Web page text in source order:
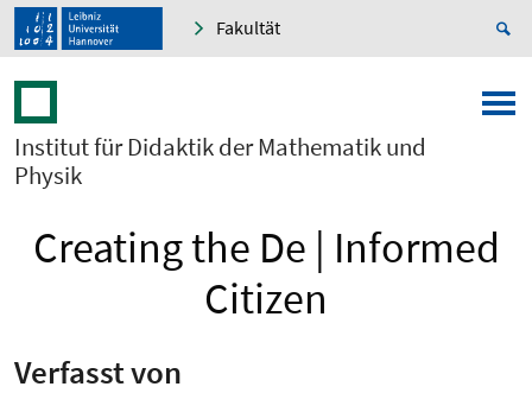
Fakultät
Institut für Didaktik der Mathematik und
Physik
Creating the De | Informed
Citizen
Verfasst von